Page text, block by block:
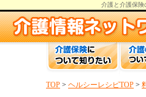
介護と介護保険
TOP > ヘルシーレシピTOP >